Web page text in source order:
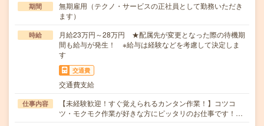
期間
無期雇用（テクノ・サービスの正社員として勤務いただき
ます）
時給
月給23万円～28万円 ★配属先が変更となった際の待機期
間も給与が発生！ ※給与は経験などを考慮して決定しま
す
交通費
交通費支給
仕事内容
【未経験歓迎！すぐ覚えられるカンタン作業！】コツコ
ツ・モクモク作業が好きな方にピッタリのお仕事です！…